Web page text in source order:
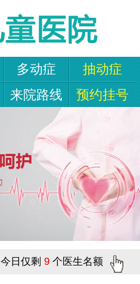
多动症
抽动症
来院路线 预约挂号
今日仅剩 9 个医生名额